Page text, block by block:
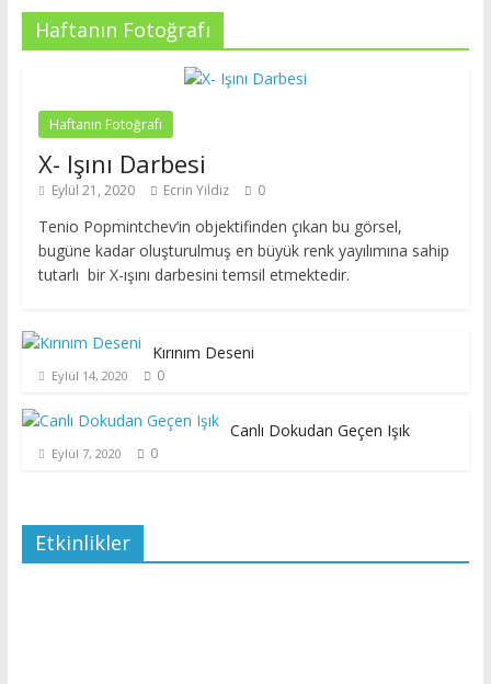
Haftanın Fotoğrafı
Haftanın Fotoğrafı
X- Işını Darbesi
Eylül 21, 2020 Ecrin Yildiz 0
Tenio Popmintchev’in objektifinden çıkan bu görsel,
bugüne kadar oluşturulmuş en büyük renk yayılımına sahip
tutarlı bir X-ışını darbesini temsil etmektedir.
Kırınım Deseni
Eylül 14, 2020 0
Canlı Dokudan Geçen Işık
Eylül 7, 2020 0
Etkinlikler